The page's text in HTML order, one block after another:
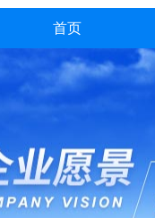
首页